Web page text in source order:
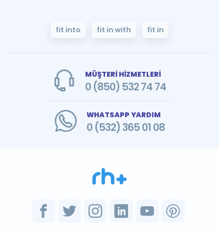
fit into fit in with fit in
MÜŞTERİ HİZMETLERİ
0 (850) 532 74 74
WHATSAPP YARDIM
0 (532) 365 01 08